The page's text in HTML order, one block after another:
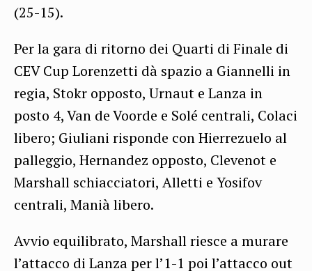
(25-15).
Per la gara di ritorno dei Quarti di Finale di
CEV Cup Lorenzetti dà spazio a Giannelli in
regia, Stokr opposto, Urnaut e Lanza in
posto 4, Van de Voorde e Solé centrali, Colaci
libero; Giuliani risponde con Hierrezuelo al
palleggio, Hernandez opposto, Clevenot e
Marshall schiacciatori, Alletti e Yosifov
centrali, Manià libero.
Avvio equilibrato, Marshall riesce a murare
l’attacco di Lanza per l’1-1 poi l’attacco out